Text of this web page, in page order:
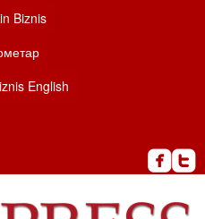
Biznis
English